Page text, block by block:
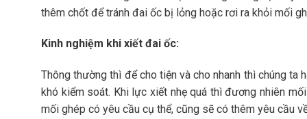
thêm chốt để tránh đai ốc bị lỏng hoặc rơi ra khỏi mối
Kinh nghiệm khi xiết đai ốc:
Thông thường thì để cho tiện và cho nhanh thì chúng ta
khó kiểm soát. Khi lực xiết nhẹ quá thì đương nhiên
mối ghép có yêu cầu cụ thể, cũng sẽ có thêm yêu cầu